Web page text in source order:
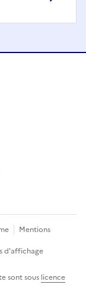
Mentions
d'affichage
sont sous licence